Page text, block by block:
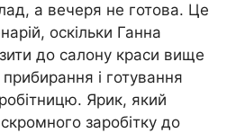
а вечеря не готова. Це
оскільки Ганна
до салону краси вище
і готування
Ярик, який
заробітку до